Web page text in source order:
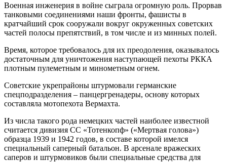
Военная инженерия в войне сыграла огромную роль. Прорвав
танковыми соединениями наши фронты, фашисты в
кратчайший срок сооружали вокруг окруженных советских
частей полосы препятствий, в том числе и из минных полей.
Время, которое требовалось для их преодоления, оказывалось
достаточным для уничтожения наступающей пехоты РККА
плотным пулеметным и минометным огнем.
Советские укрепрайоны штурмовали германские
спецподразделения – панцергренадеры, основу которых
составляла мотопехота Вермахта.
Из числа такого рода немецких частей наиболее известной
считается дивизия СС «Тотенкопф» («Мертвая голова»)
образца 1939 и 1942 годов, в составе которой имелся
специальный саперный батальон. В арсенале вражеских
саперов и штурмовиков были специальные средства для